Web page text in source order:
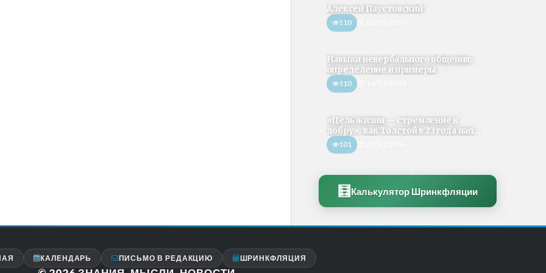
Алексей Паустовский
110
Навыки невербального общения:
определение и примеры
110
«Цель жизни — стремление к
добру»: как Толстой в 23 года нап...
101
🧮 Калькулятор Шринкфляции
КАЛЕНДАРЬ ПИСЬМО В РЕДАКЦИЮ ШРИНКФЛЯЦИЯ